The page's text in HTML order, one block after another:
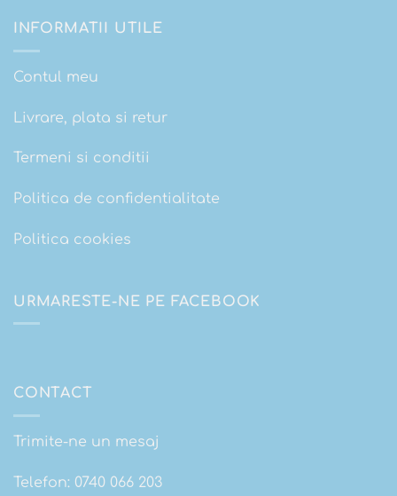
INFORMATII UTILE
Contul meu
Livrare, plata si retur
Termeni si conditii
Politica de confidentialitate
Politica cookies
URMARESTE-NE PE FACEBOOK
CONTACT
Trimite-ne un mesaj
Telefon: 0740 066 203